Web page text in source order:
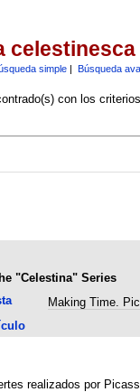
celestinesca
simple| Búsqueda
con los
"Celestina" Series
Making Time.
realizados por